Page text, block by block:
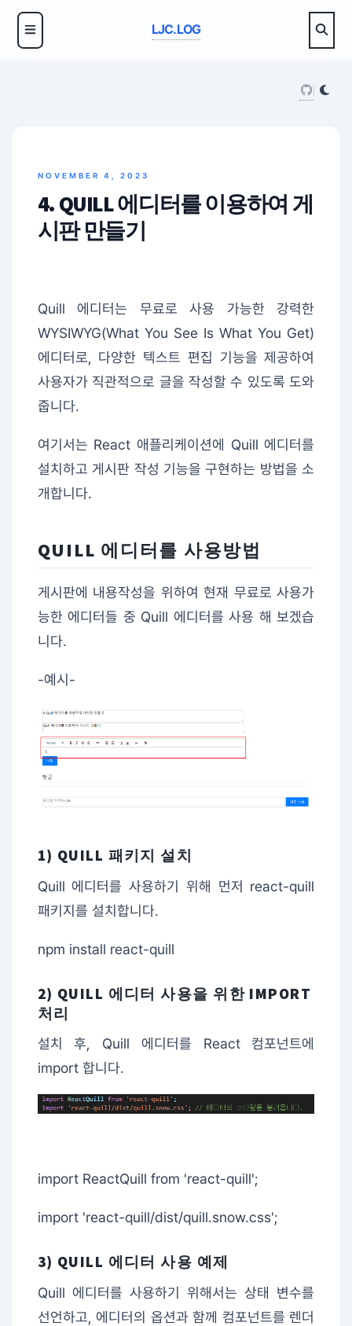
LJC.LOG
NOVEMBER 4, 2023
4. QUILL 에디터를 이용하여 게
시판 만들기
Quill 에디터는 무료로 사용 가능한 강력한
WYSIWYG(What You See Is What You Get)
에디터로, 다양한 텍스트 편집 기능을 제공하여
사용자가 직관적으로 글을 작성할 수 있도록 도와
줍니다.
여기서는 React 애플리케이션에 Quill 에디터를
설치하고 게시판 작성 기능을 구현하는 방법을 소
개합니다.
QUILL 에디터를 사용방법
게시판에 내용작성을 위하여 현재 무료로 사용가
능한 에디터들 중 Quill 에디터를 사용 해 보겠습
니다.
-예시-
1) QUILL 패키지 설치
Quill 에디터를 사용하기 위해 먼저 react-quill
패키지를 설치합니다.
npm install react-quill
2) QUILL 에디터 사용을 위한 IMPORT
처리
설치 후, Quill 에디터를 React 컴포넌트에
import 합니다.
import ReactQuill from 'react-quill';
import 'react-quill/dist/quill.snow.css';
3) QUILL 에디터 사용 예제
Quill 에디터를 사용하기 위해서는 상태 변수를
선언하고, 에디터의 옵션과 함께 컴포넌트를 렌더